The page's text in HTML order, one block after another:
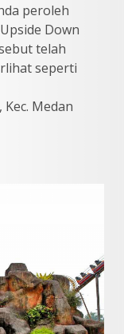
peroleh
Down
telah
seperti
Medan